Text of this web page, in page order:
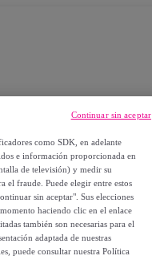
como SDK, en adelante
e información proporcionada en
de televisión) y medir su
el fraude. Puede elegir entre estos
sin aceptar". Sus elecciones
haciendo clic en el enlace
también son necesarias para el
adaptada de nuestras
puede consultar nuestra Política
Continuar sin aceptar